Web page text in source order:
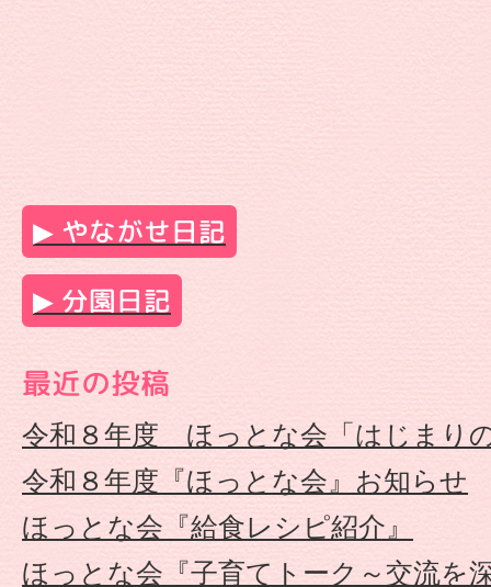
が
せ
保
園
|
幼
やながせ日記
分園日記
最近の投稿
令和８年度 ほっとな会「はじまり
令和８年度『ほっとな会』お知らせ
ほっとな会『給食レシピ紹介』
ほっとな会『子育てトーク～交流を